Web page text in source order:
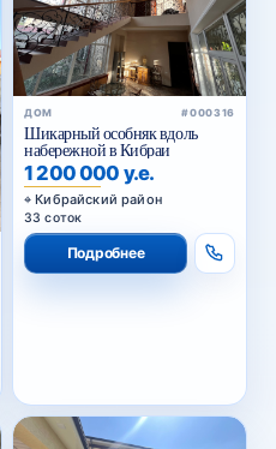
ДОМ #000316
Шикарный особняк вдоль
набережной в Кибраи
1 200 000 у.е.
Кибрайский район
33 соток
Подробнее